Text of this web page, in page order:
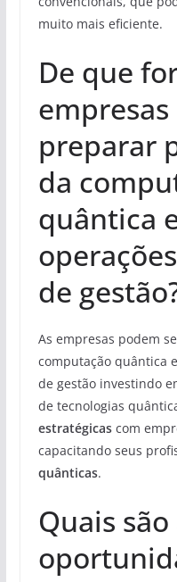
muito mais eficiente.
De que
preparar
da
quântica
de
As empresas podem
computação quântica
de gestão investindo
de tecnologias
estratégicascom
capacitando seus
quânticas.
Quais são